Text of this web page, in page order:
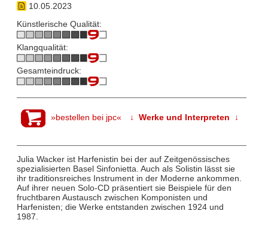
10.05.2023
Künstlerische Qualität:
Klangqualität:
Gesamteindruck:
»bestellen bei jpc« ↓ Werke und Interpreten ↓
Julia Wacker ist Harfenistin bei der auf Zeitgenössisches
spezialisierten Basel Sinfonietta. Auch als Solistin lässt sie
ihr traditionsreiches Instrument in der Moderne ankommen.
Auf ihrer neuen Solo-CD präsentiert sie Beispiele für den
fruchtbaren Austausch zwischen Komponisten und
Harfenisten; die Werke entstanden zwischen 1924 und
1987.